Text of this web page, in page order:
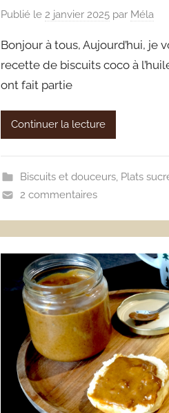
Publié le2 janvier 2025 par Méla
Bonjour à tous, Aujourd’hui, je
recette de biscuits coco à
ont fait partie
Continuer la lecture
Biscuits et douceurs, Plats
2 commentaires